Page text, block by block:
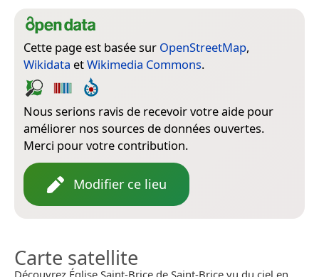
Cette page est basée sur OpenStreetMap,
Wikidata etWikimedia Commons.
Nous serions ravis de recevoir votre aide pour
améliorer nos sources de données ouvertes.
Merci pour votre contribution.
Modifier ce lieu
Carte satellite